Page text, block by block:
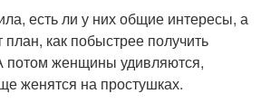
есть ли у них общие интересы, а
как побыстрее получить
потом женщины удивляются,
женятся на простушках.